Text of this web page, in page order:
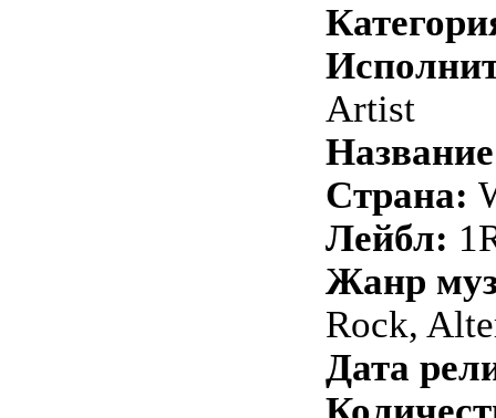
Artist
Страна:
Лейбл:
Жанр
Rock,
Дата